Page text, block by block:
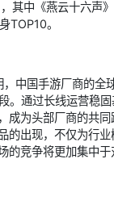
其中《燕云十六声
TOP10。
中国手游厂商的全
。通过长线运营稳
成为头部厂商的共
的出现，不仅为行业
的竞争将更加集中